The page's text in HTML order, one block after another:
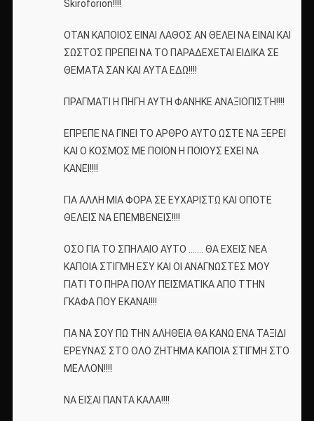
Skiroforion!!!!
ΟΤΑΝ ΚΑΠΟΙΟΣ ΕΙΝΑΙ ΛΑΘΟΣ ΑΝ ΘΕΛΕΙ ΝΑ ΕΙΝΑΙ ΚΑΙ
ΣΩΣΤΟΣ ΠΡΕΠΕΙ ΝΑ ΤΟ ΠΑΡΑΔΕΧΕΤΑΙ ΕΙΔΙΚΑ ΣΕ
ΘΕΜΑΤΑ ΣΑΝ ΚΑΙ ΑΥΤΑ ΕΔΩ!!!!
ΠΡΑΓΜΑΤΙ Η ΠΗΓΗ ΑΥΤΗ ΦΑΝΗΚΕ ΑΝΑΞΙΟΠΙΣΤΗ!!!!
ΕΠΡΕΠΕ ΝΑ ΓΙΝΕΙ ΤΟ ΑΡΘΡΟ ΑΥΤΟ ΩΣΤΕ ΝΑ ΞΕΡΕΙ
ΚΑΙ Ο ΚΟΣΜΟΣ ΜΕ ΠΟΙΟΝ Η ΠΟΙΟΥΣ ΕΧΕΙ ΝΑ
ΚΑΝΕΙ!!!!
ΓΙΑ ΑΛΛΗ ΜΙΑ ΦΟΡΑ ΣΕ ΕΥΧΑΡΙΣΤΩ ΚΑΙ ΟΠΟΤΕ
ΘΕΛΕΙΣ ΝΑ ΕΠΕΜΒΕΝΕΙΣ!!!!
ΟΣΟ ΓΙΑ ΤΟ ΣΠΗΛΑΙΟ ΑΥΤΟ ……. ΘΑ ΕΧΕΙΣ ΝΕΑ
ΚΑΠΟΙΑ ΣΤΙΓΜΗ ΕΣΥ ΚΑΙ ΟΙ ΑΝΑΓΝΩΣΤΕΣ ΜΟΥ
ΓΙΑΤΙ ΤΟ ΠΗΡΑ ΠΟΛΥ ΠΕΙΣΜΑΤΙΚΑ ΑΠΟ ΤΤΗΝ
ΓΚΑΦΑ ΠΟΥ ΕΚΑΝΑ!!!!
ΓΙΑ ΝΑ ΣΟΥ ΠΩ ΤΗΝ ΑΛΗΘΕΙΑ ΘΑ ΚΑΝΩ ΕΝΑ ΤΑΞΙΔΙ
ΕΡΕΥΝΑΣ ΣΤΟ ΟΛΟ ΖΗΤΗΜΑ ΚΑΠΟΙΑ ΣΤΙΓΜΗ ΣΤΟ
ΜΕΛΛΟΝ!!!!
ΝΑ ΕΙΣΑΙ ΠΑΝΤΑ ΚΑΛΑ!!!!